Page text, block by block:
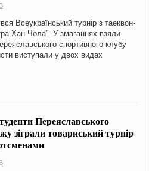
Всеукраїнський турнір з таеквон-
Хан Чола”. У змаганнях взяли
спортивного клубу
виступали у двох видах
Переяславського
зіграли товариський турнір